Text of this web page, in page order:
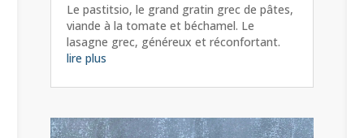
Le pastitsio, le grand gratin grec de pâtes,
viande à la tomate et béchamel. Le
lasagne grec, généreux et réconfortant.
lire plus